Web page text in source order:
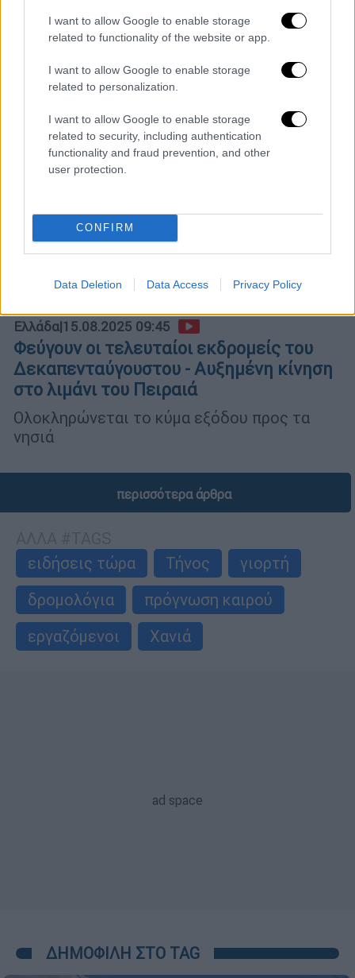
I want to allow Google to enable storage
related to functionality of the website or app.
I want to allow Google to enable storage
related to personalization.
I want to allow Google to enable storage
related to security, including authentication
functionality and fraud prevention, and other
user protection.
CONFIRM
Data Deletion Data Access Privacy Policy
Ορθοδοξίας σήμερα, ημέρα της Κοιμήσεως
της Θεοτόκου
Ελλάδα|15.08.2025 09:45
Φεύγουν οι τελευταίοι εκδρομείς του
Δεκαπενταύγουστου - Αυξημένη κίνηση
στο λιμάνι του Πειραιά
Ολοκληρώνεται το κύμα εξόδου προς τα
νησιά
περισσότερα άρθρα
ειδήσεις τώρα
Τήνος
γιορτή
δρομολόγια
πρόγνωση καιρού
εργαζόμενοι
Χανιά
ΔΗΜΟΦΙΛΗ ΣΤΟ TAG